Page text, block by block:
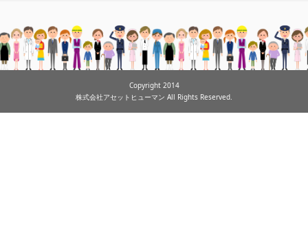
Copyright 2014
株式会社アセットヒューマン All Rights Reserved.